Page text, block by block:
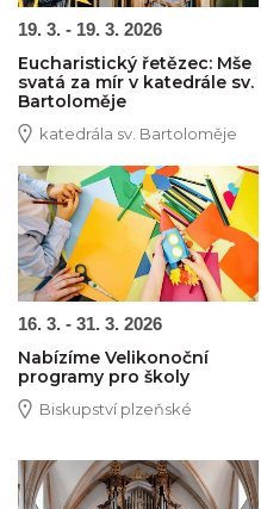
19. 3. - 19. 3. 2026
Eucharistický řetězec: Mše
svatá za mír v katedrále sv.
Bartoloměje
katedrála sv. Bartoloměje
Obrázek novinky
16. 3. - 31. 3. 2026
Nabízíme Velikonoční
programy pro školy
Biskupství plzeňské
Obrázek novinky